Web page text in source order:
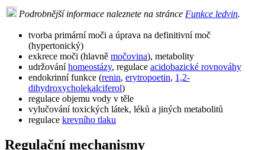
Podrobnější informace naleznete na stránce Funkce ledvin.
tvorba primární moči a úprava na definitivní moč
(hypertonický)
exkrece moči (hlavně močovina), metabolity
udržováníhomeostázy, regulace acidobazické rovnováhy
endokrinní funkce (renin, erytropoetin, 1,2-
dihydroxycholekalciferol)
regulace objemu vody v těle
vylučování toxických látek, léků a jiných metabolitů
regulace krevního tlaku
Regulační mechanismy